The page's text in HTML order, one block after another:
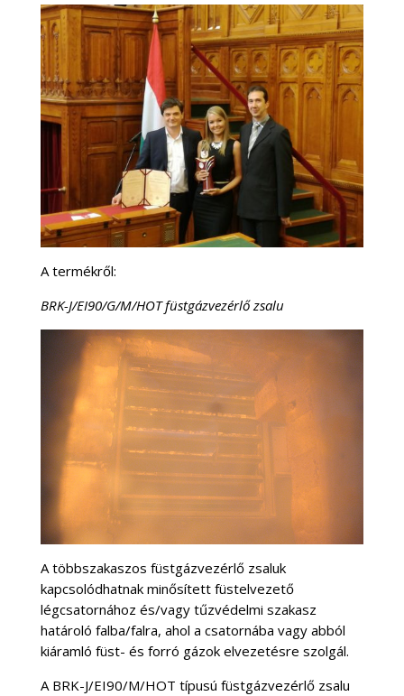
A termékről:
BRK-J/EI90/G/M/HOT füstgázvezérlő zsalu
A többszakaszos füstgázvezérlő zsaluk
kapcsolódhatnak minősített füstelvezető
légcsatornához és/vagy tűzvédelmi szakasz
határoló falba/falra, ahol a csatornába vagy abból
kiáramló füst- és forró gázok elvezetésre szolgál.
A BRK-J/EI90/M/HOT típusú füstgázvezérlő zsalu